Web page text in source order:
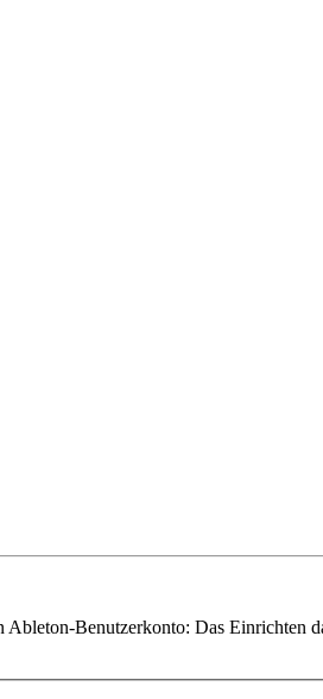
Benutzerkonto: Das Einrichten